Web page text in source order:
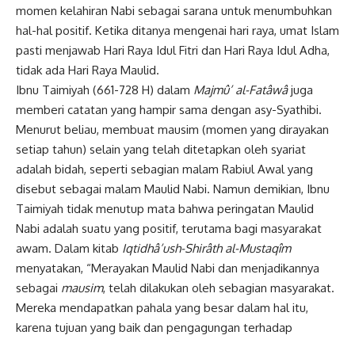
momen kelahiran Nabi sebagai sarana untuk menumbuhkan
hal-hal positif. Ketika ditanya mengenai hari raya, umat Islam
pasti menjawab Hari Raya Idul Fitri dan Hari Raya Idul Adha,
tidak ada Hari Raya Maulid.
Ibnu Taimiyah (661-728 H) dalam Majmû’ al-Fatâwâjuga
memberi catatan yang hampir sama dengan asy-Syathibi.
Menurut beliau, membuat mausim (momen yang dirayakan
setiap tahun) selain yang telah ditetapkan oleh syariat
adalah bidah, seperti sebagian malam Rabiul Awal yang
disebut sebagai malam Maulid Nabi. Namun demikian, Ibnu
Taimiyah tidak menutup mata bahwa peringatan Maulid
Nabi adalah suatu yang positif, terutama bagi masyarakat
awam. Dalam kitab Iqtidhâ’ush-Shirâth al-Mustaqîm
menyatakan, “Merayakan Maulid Nabi dan menjadikannya
sebagai mausim, telah dilakukan oleh sebagian masyarakat.
Mereka mendapatkan pahala yang besar dalam hal itu,
karena tujuan yang baik dan pengagungan terhadap